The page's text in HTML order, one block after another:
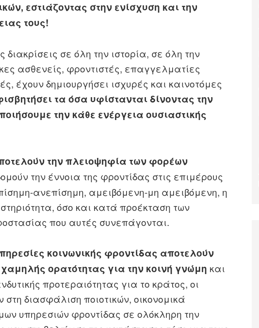
εστιάζοντας στην ενίσχυση και την
τους!
σε όλη την ιστορία, σε όλη την
ασθενείς, φροντιστές, επαγγελματίες
έχουν δημιουργήσει ισχυρές και καινοτόμες
τα όσα υφίστανται δίνοντας την
την κάθε ενέργεια ουσιαστικής
την πλειοψηφία των φορέων
την έννοια της φροντίδας στις επιμέρους
ανεπίσημη, αμειβόμενη-μη αμειβόμενη, η
όσο και κατά προέκταση των
που αυτές συνεπάγονται.
κοινωνικής φροντίδας αποτελούν
ορατότητας για την κοινή γνώμη και
προτεραιότητας για το κράτος, οι
διασφάλιση ποιοτικών, οικονομικά
υπηρεσιών φροντίδας σε ολόκληρη την